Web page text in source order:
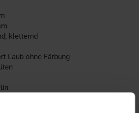
kletternd
Laub ohne Färbung
essbar